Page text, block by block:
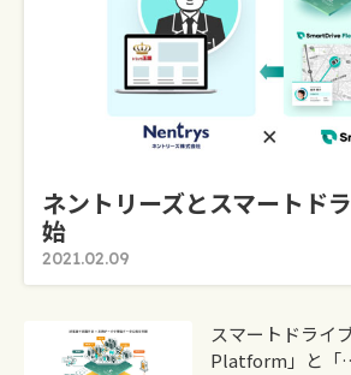
ネントリーズとスマートド
始
2021.02.09
スマートドライ
Platform」と「